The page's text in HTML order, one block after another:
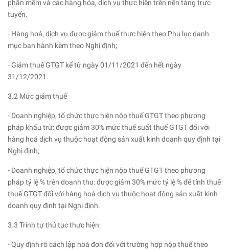
phần mềm và các hàng hóa, dịch vụ thực hiện trên nền tảng trực
tuyến.
- Hàng hoá, dịch vụ được giảm thuế thực hiện theo Phụ lục danh
mục ban hành kèm theo Nghị định;
- Giảm thuế GTGT kể từ ngày 01/11/2021 đến hết ngày
31/12/2021.
3.2 Mức giảm thuế
- Doanh nghiệp, tổ chức thực hiện nộp thuế GTGT theo phương
pháp khấu trừ: được giảm 30% mức thuế suất thuế GTGT đối với
hàng hoá dịch vụ thuộc hoạt động sản xuất kinh doanh quy định tại
Nghị định;
- Doanh nghiệp, tổ chức thực hiện nộp thuế GTGT theo phương
pháp tỷ lệ % trên doanh thu: được giảm 30% mức tỷ lệ % để tính thuế
thuế GTGT đối với hàng hoá dịch vụ thuộc hoạt động sản xuất kinh
doanh quy định tại Nghị định.
3.3 Trình tự thủ tục thực hiện:
- Quy định rõ cách lập hoá đơn đối với trường hợp nộp thuế theo